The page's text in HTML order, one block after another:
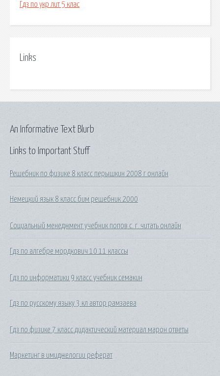
Гдз по укр лит 5 клас
Links
Links to Important Stuff
Решебник по физике 8 класс перышкин 2008 г онлайн
Немецкий язык 8 класс бим решебник 2000
Социальный менеджмент учебник попов с. г. читать онлайн
Гдз по алгебре мордкович 10 11 классы
Гдз по информатики 9 класс учебник семакин
Гдз по русскому языку 3 кл автор рамзаева
Гдз по физике 7 класс дидактический материал марон ответы
Маркетинг в имиджелогии реферат
An Informative Text Blurb